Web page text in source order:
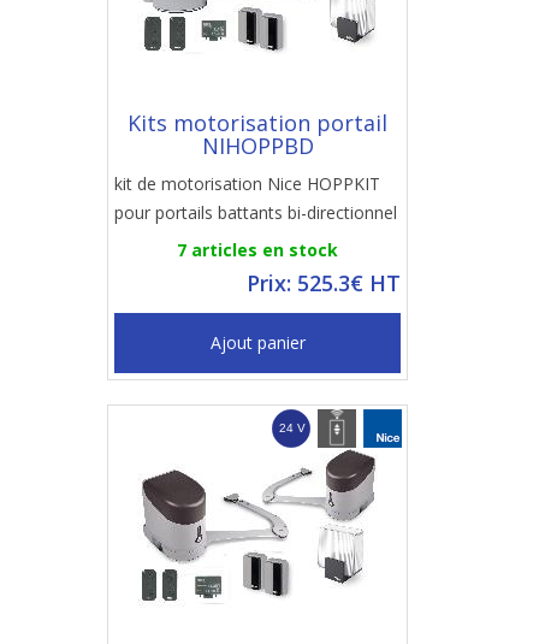
Kits motorisation portail
NIHOPPBD
kit de motorisation Nice HOPPKIT
pour portails battants bi-directionnel
7 articles en stock
Prix: 525.3€ HT
Ajout panier